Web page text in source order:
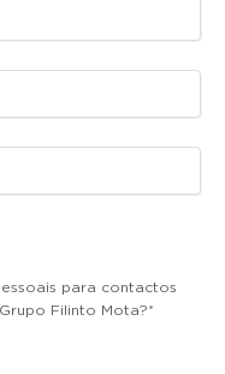
para contactos
Filinto Mota?*